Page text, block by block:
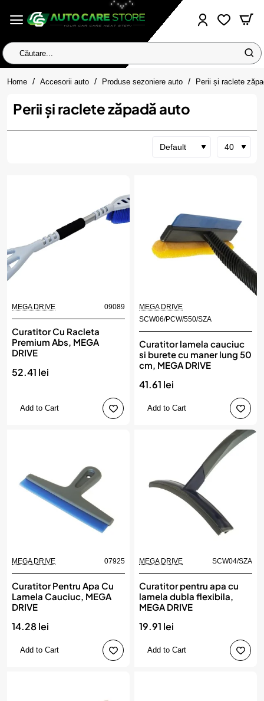
Căutare...
Home homeAccesorii auto Produse sezoniere auto Perii și raclete
Perii și raclete zăpadă auto
MEGA DRIVE 09089
Curatitor Cu Racleta
Premium Abs, MEGA
DRIVE
52.41 lei
Add to Cart
MEGA DRIVE
SCW06/PCW/550/SZA
Curatitor lamela cauciuc
si burete cu maner lung 50
cm, MEGA DRIVE
41.61 lei
Add to Cart
MEGA DRIVE 07925
Curatitor Pentru Apa Cu
Lamela Cauciuc, MEGA
DRIVE
14.28 lei
Add to Cart
MEGA DRIVE SCW04/SZA
Curatitor pentru apa cu
lamela dubla flexibila,
MEGA DRIVE
19.91 lei
Add to Cart